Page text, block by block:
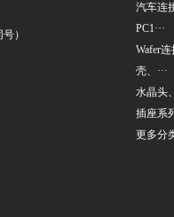
）
汽车连
PC1···
Wafer
壳、···
水晶头
插座系
更多分